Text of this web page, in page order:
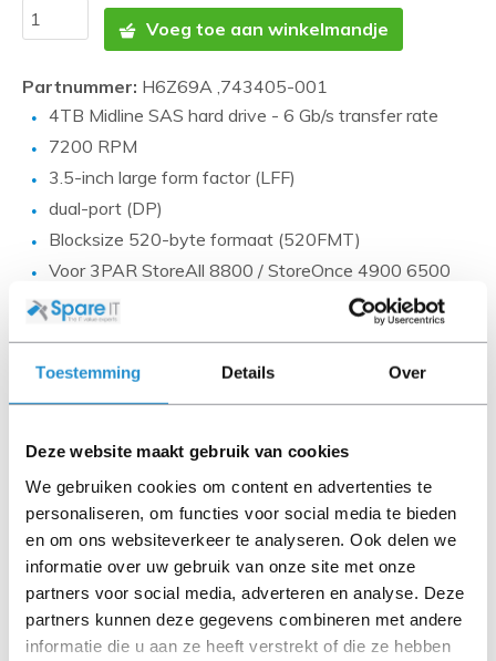
Toestemming Details Over
Deze website maakt gebruik van cookies
We gebruiken cookies om content en advertenties te
personaliseren, om functies voor social media te bieden
en om ons websiteverkeer te analyseren. Ook delen we
informatie over uw gebruik van onze site met onze
partners voor social media, adverteren en analyse. Deze
partners kunnen deze gegevens combineren met andere
informatie die u aan ze heeft verstrekt of die ze hebben
Voeg toe aan winkelmandje
Partnummer: H6Z69A ,743405-001
4TB Midline SAS hard drive - 6 Gb/s transfer rate
7200 RPM
3.5-inch large form factor (LFF)
dual-port (DP)
Blocksize 520-byte formaat (520FMT)
Voor 3PAR StoreAll 8800 / StoreOnce 4900 6500
Foto's zijn ter indicatie en kunnen afwijken. SpareIT
Disclaimer:
gesteld door Universele Databases en zijn vaak
gebaseerd op nieuwe producten.
Wanneer het artikel een 'Refurbished product' betreft is
deze door ons getest en heeft het een A-grade conditie
(tenzij anders aangegeven). Bij Refurbished artikelen zijn
kabels, software media en handleidingen niet inbegrepen
(tenzij anders aangegeven).